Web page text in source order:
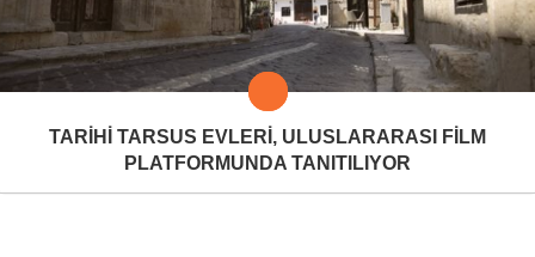
TARİHİ TARSUS EVLERİ, ULUSLARARASI FİLM
PLATFORMUNDA TANITILIYOR